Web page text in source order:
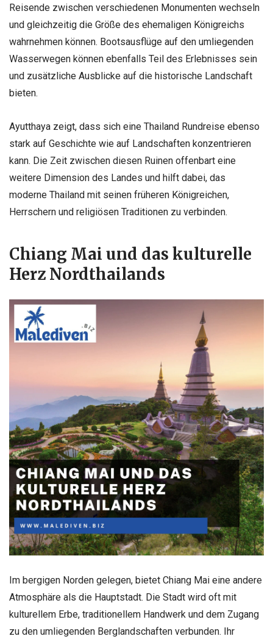
Reisende zwischen verschiedenen Monumenten wechseln
und gleichzeitig die Größe des ehemaligen Königreichs
wahrnehmen können. Bootsausflüge auf den umliegenden
Wasserwegen können ebenfalls Teil des Erlebnisses sein
und zusätzliche Ausblicke auf die historische Landschaft
bieten.
Ayutthaya zeigt, dass sich eine Thailand Rundreise ebenso
stark auf Geschichte wie auf Landschaften konzentrieren
kann. Die Zeit zwischen diesen Ruinen offenbart eine
weitere Dimension des Landes und hilft dabei, das
moderne Thailand mit seinen früheren Königreichen,
Herrschern und religiösen Traditionen zu verbinden.
Chiang Mai und das kulturelle
Herz Nordthailands
Im bergigen Norden gelegen, bietet Chiang Mai eine andere
Atmosphäre als die Hauptstadt. Die Stadt wird oft mit
kulturellem Erbe, traditionellem Handwerk und dem Zugang
zu den umliegenden Berglandschaften verbunden. Ihr